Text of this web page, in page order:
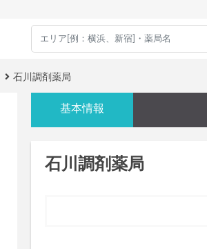
石川調剤薬局
基本情報
石川調剤薬局